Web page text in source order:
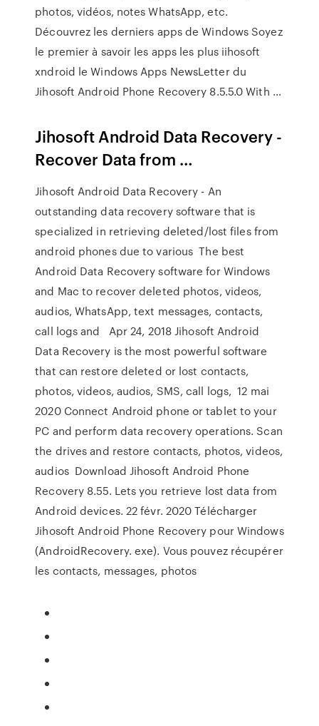
photos, vidéos, notes WhatsApp, etc.
Découvrez les derniers apps de Windows Soyez
le premier à savoir les apps les plus iihosoft
xndroid le Windows Apps NewsLetter du
Jihosoft Android Phone Recovery 8.5.5.0 With …
Jihosoft Android Data Recovery -
Recover Data from …
Jihosoft Android Data Recovery - An
outstanding data recovery software that is
specialized in retrieving deleted/lost files from
android phones due to various The best
Android Data Recovery software for Windows
and Mac to recover deleted photos, videos,
audios, WhatsApp, text messages, contacts,
call logs and Apr 24, 2018 Jihosoft Android
Data Recovery is the most powerful software
that can restore deleted or lost contacts,
photos, videos, audios, SMS, call logs, 12 mai
2020 Connect Android phone or tablet to your
PC and perform data recovery operations. Scan
the drives and restore contacts, photos, videos,
audios Download Jihosoft Android Phone
Recovery 8.55. Lets you retrieve lost data from
Android devices. 22 févr. 2020 Télécharger
Jihosoft Android Phone Recovery pour Windows
(AndroidRecovery. exe). Vous pouvez récupérer
les contacts, messages, photos